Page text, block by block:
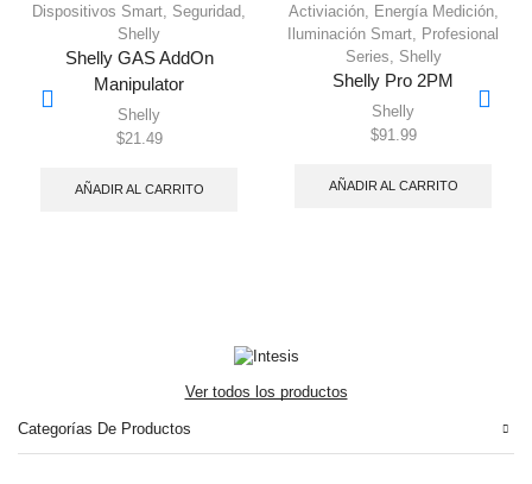
Dispositivos Smart, Seguridad,
Shelly
Shelly GAS AddOn
Manipulator
Shelly
$21.49
AÑADIR AL CARRITO
Activiación, Energía Medición,
Iluminación Smart, Profesional
Series, Shelly
Shelly Pro 2PM
Shelly
$91.99
AÑADIR AL CARRITO
Ver todos los productos
Categorías De Productos